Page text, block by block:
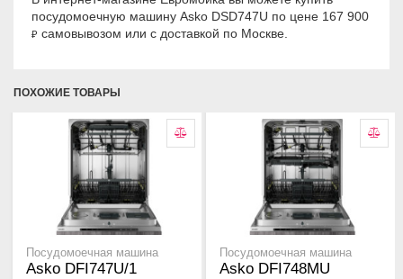
посудомоечную машину Asko DSD747U по цене 167 900
₽ самовывозом или с доставкой по Москве.
ПОХОЖИЕ ТОВАРЫ
Посудомоечная машина
Asko DFI747U/1
Посудомоечная машина
Asko DFI748MU